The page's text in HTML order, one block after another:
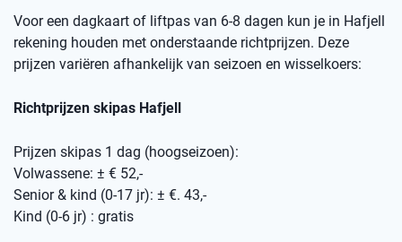
Voor een dagkaart of liftpas van 6-8 dagen kun je in Hafjell
rekening houden met onderstaande richtprijzen. Deze
prijzen variëren afhankelijk van seizoen en wisselkoers:
Richtprijzen skipas Hafjell
Prijzen skipas 1 dag (hoogseizoen):
Volwassene: ± € 52,-
Senior & kind (0-17 jr): ± €. 43,-
Kind (0-6 jr) : gratis